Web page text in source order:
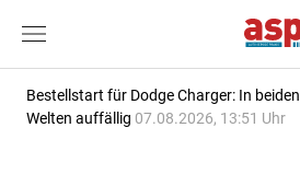
Bestellstart für Dodge Charger: In beiden
Welten auffällig 07.08.2026, 13:51 Uhr